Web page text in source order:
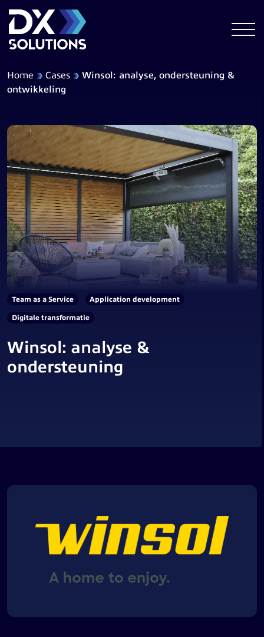
Home Cases
Winsol: analyse, ondersteuning &
ontwikkeling
Team as a Service Application development
Digitale transformatie
Winsol: analyse &
ondersteuning